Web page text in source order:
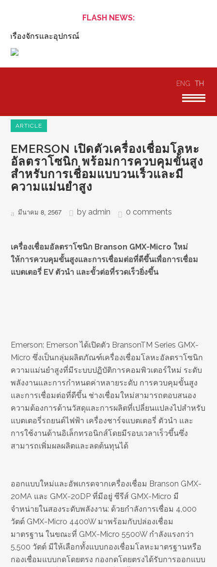
FLASH NEWS:
รื่องจักรและอุปกรณ์
ENG TH
ARTICLE
EMERSON เปิดตัวเครื่องเชื่อมโลหะ
อัลตราโซนิก พร้อมการควบคุมขั้นสูง
สำหรับการเชื่อมแบบวนเร็วและมี
ความแม่นยำสูง
มีนาคม 8, 2567 by admin 0 comments
เครื่องเชื่อมอัลตราโซนิก Branson GMX-Micro ใหม่
ให้การควบคุมขั้นสูงและการเชื่อมต่อที่ดีขึ้นเพื่อการเชื่อม
แบตเตอรี่ EV ตัวนำ และขั้วต่อที่รวดเร็วยิ่งขึ้น
Emerson: Emerson ได้เปิดตัว BransonTM Series GMX-
Micro ซึ่งเป็นกลุ่มผลิตภัณฑ์เครื่องเชื่อมโลหะอัลตราโซนิก
ความแม่นยำสูงที่มีระบบปฏิบัติการคอมพิวเตอร์ใหม่ ระดับ
พลังงานและการกำหนดค่าหลายระดับ การควบคุมขั้นสูง
และการเชื่อมต่อที่ดีขึ้น ช่างเชื่อมใหม่สามารถตอบสนอง
ความต้องการด้านวัสดุและการผลิตที่เปลี่ยนแปลงไปสำหรับ
แบตเตอรี่รถยนต์ไฟฟ้า เครื่องชาร์จแบตเตอรี่ ตัวนำ และ
การใช้งานด้านอิเล็กทรอนิกส์โดยมีรอบเวลาเร็วขึ้นซึ่ง
สามารถเพิ่มผลผลิตและลดต้นทุนได้
ออกแบบใหม่และอัพเกรดจากเครื่องเชื่อม Branson GMX-
20MA และ GMX-20DP ที่มีอยู่ ซีรีส์ GMX-Micro มี
จำหน่ายในสองระดับพลังงาน: ด้วยกำลังการเชื่อม 4,000
วัตต์ GMX-Micro 4400W มาพร้อมกับปล่องเชื่อม
มาตรฐาน ในขณะที่ GMX-Micro 5500W กำลังแรงกว่า
5,500 วัตต์ มีให้เลือกทั้งแบบกองเชื่อมโลหะมาตรฐานหรือ
กองเชื่อมแบบกดโดยตรง กองกดโดยตรงได้รับการออกแบบ